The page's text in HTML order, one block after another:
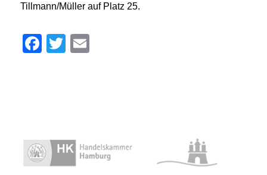
Tillmann/Müller auf Platz 25.
Facebook
Twitter